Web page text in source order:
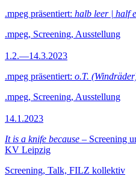
.mpeg präsentiert: halb leer | half
.mpeg, Screening, Ausstellung
1.2.—14.3.2023
.mpeg präsentiert: o.T.
.mpeg, Screening, Ausstellung
14.1.2023
It is a knife because – Screening
KV Leipzig
Screening, Talk, FILZ kollektiv